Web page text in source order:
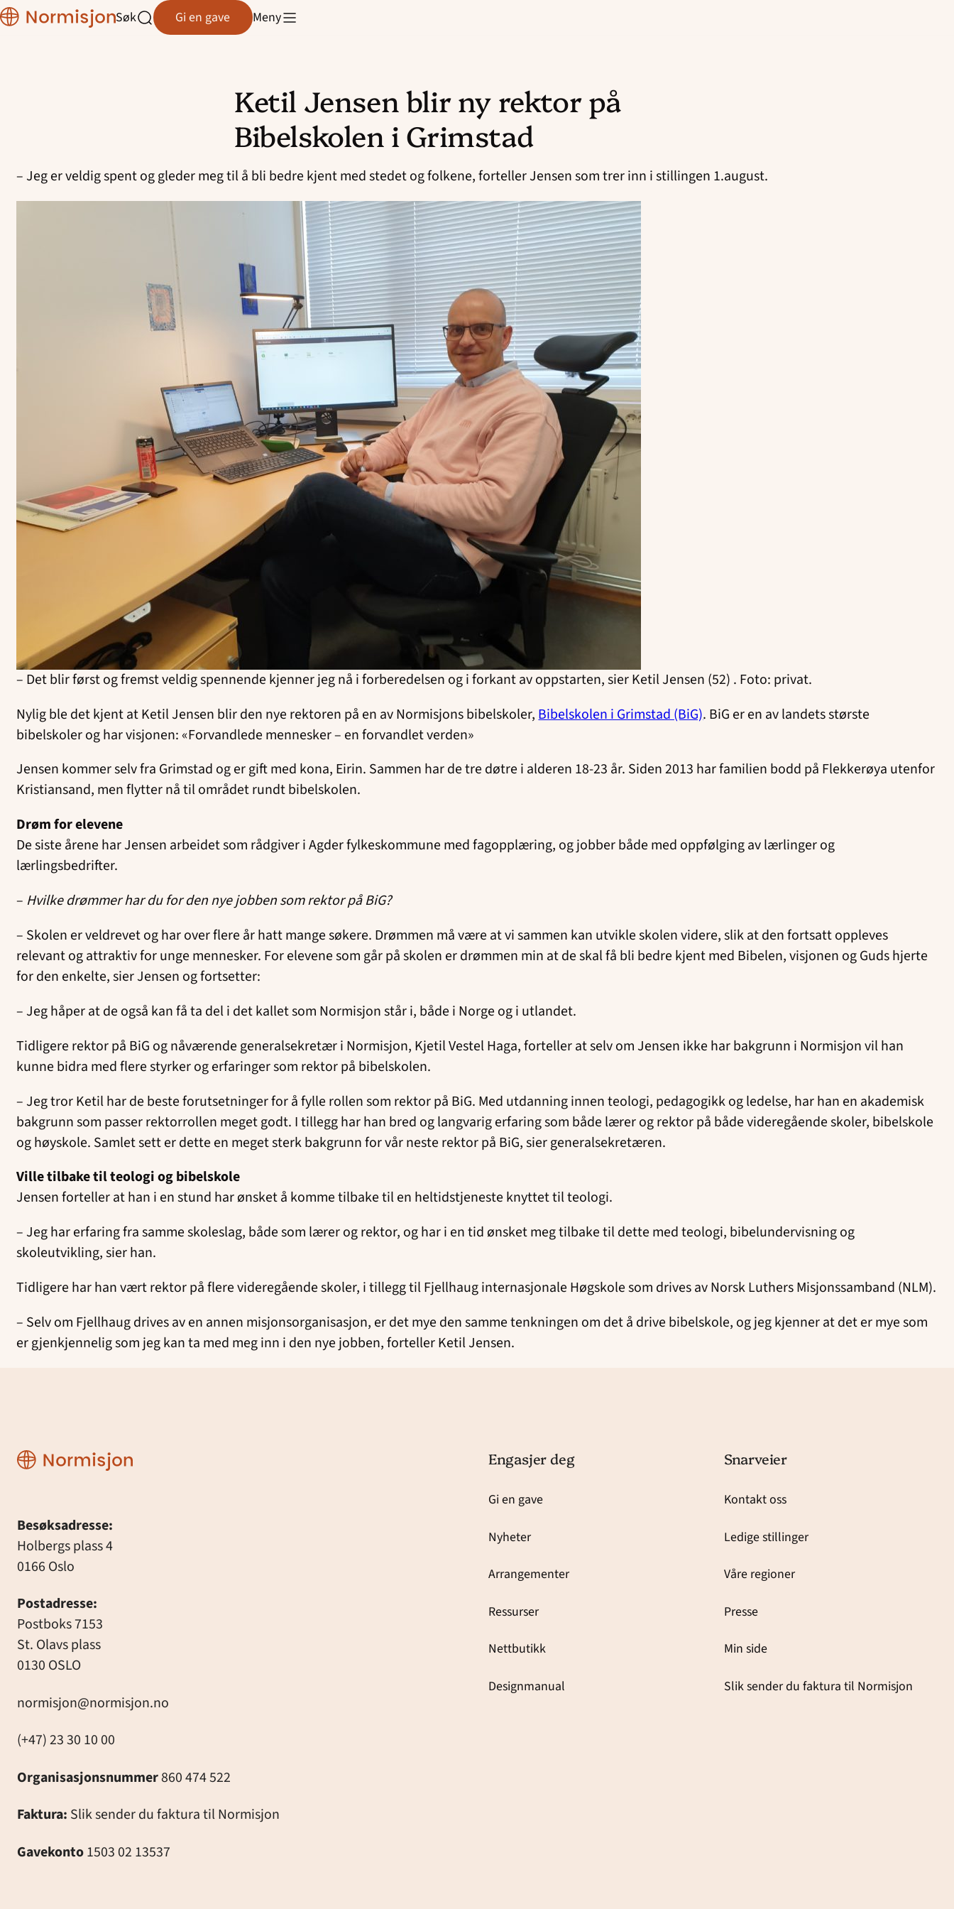
Normisjon
Åpne
Søk Gi en gave Meny
Normisjon Telemark
Normisjon Østfold
Ketil Jensen blir ny rektor på
Bibelskolen i Grimstad
– Jeg er veldig spent og gleder meg til å bli bedre kjent med stedet og folkene, forteller Jensen som trer inn i stillingen 1.august.
– Det blir først og fremst veldig spennende kjenner jeg nå i forberedelsen og i forkant av oppstarten, sier Ketil Jensen (52) . Foto: privat.
Nylig ble det kjent at Ketil Jensen blir den nye rektoren på en av Normisjons bibelskoler, Bibelskolen i Grimstad (BiG). BiG er en av landets største
bibelskoler og har visjonen: «Forvandlede mennesker – en forvandlet verden»
Jensen kommer selv fra Grimstad og er gift med kona, Eirin. Sammen har de tre døtre i alderen 18-23 år. Siden 2013 har familien bodd på Flekkerøya utenfor
Kristiansand, men flytter nå til området rundt bibelskolen.
Drøm for elevene
De siste årene har Jensen arbeidet som rådgiver i Agder fylkeskommune med fagopplæring, og jobber både med oppfølging av lærlinger og
lærlingsbedrifter.
– Hvilke drømmer har du for den nye jobben som rektor på BiG?
– Skolen er veldrevet og har over flere år hatt mange søkere. Drømmen må være at vi sammen kan utvikle skolen videre, slik at den fortsatt oppleves
relevant og attraktiv for unge mennesker. For elevene som går på skolen er drømmen min at de skal få bli bedre kjent med Bibelen, visjonen og Guds hjerte
for den enkelte, sier Jensen og fortsetter:
– Jeg håper at de også kan få ta del i det kallet som Normisjon står i, både i Norge og i utlandet.
Tidligere rektor på BiG og nåværende generalsekretær i Normisjon, Kjetil Vestel Haga, forteller at selv om Jensen ikke har bakgrunn i Normisjon vil han
kunne bidra med flere styrker og erfaringer som rektor på bibelskolen.
– Jeg tror Ketil har de beste forutsetninger for å fylle rollen som rektor på BiG. Med utdanning innen teologi, pedagogikk og ledelse, har han en akademisk
bakgrunn som passer rektorrollen meget godt. I tillegg har han bred og langvarig erfaring som både lærer og rektor på både videregående skoler, bibelskole
og høyskole. Samlet sett er dette en meget sterk bakgrunn for vår neste rektor på BiG, sier generalsekretæren.
Ville tilbake til teologi og bibelskole
Jensen forteller at han i en stund har ønsket å komme tilbake til en heltidstjeneste knyttet til teologi.
– Jeg har erfaring fra samme skoleslag, både som lærer og rektor, og har i en tid ønsket meg tilbake til dette med teologi, bibelundervisning og
skoleutvikling, sier han.
Tidligere har han vært rektor på flere videregående skoler, i tillegg til Fjellhaug internasjonale Høgskole som drives av Norsk Luthers Misjonssamband (NLM).
– Selv om Fjellhaug drives av en annen misjonsorganisasjon, er det mye den samme tenkningen om det å drive bibelskole, og jeg kjenner at det er mye som
er gjenkjennelig som jeg kan ta med meg inn i den nye jobben, forteller Ketil Jensen.
Normisjon
Besøksadresse:
Holbergs plass 4
0166 Oslo
Postadresse:
Postboks 7153
St. Olavs plass
0130 OSLO
normisjon@normisjon.no
(+47) 23 30 10 00
Organisasjonsnummer860 474 522
Faktura: Slik sender du faktura til Normisjon
Gavekonto1503 02 13537
Engasjer deg
Gi en gave
Nyheter
Arrangementer
Ressurser
Nettbutikk
Designmanual
Snarveier
Kontakt oss
Ledige stillinger
Våre regioner
Presse
Min side
Slik sender du faktura til Normisjon